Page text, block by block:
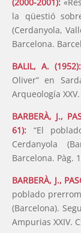
la qüestió
(Cerdanyola,
Barcelona.
BALIL, A. (1952):
Oliver” en
Arqueología
BARBERÀ, J.,
61): “El
Cerdanyola
Barcelona. Pàg.
BARBERÀ, J.,
poblado
(Barcelona).
Ampurias XXIV.